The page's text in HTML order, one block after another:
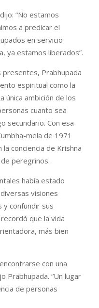
“No estamos
a predicar el
en servicio
ya estamos liberados”.
Prabhupada
espiritual como la
única ambición de los
cuanto sea
secundario. Con esa
mela de 1971
conciencia de Krishna
peregrinos.
había estado
visiones
confundir sus
que la vida
más bien
con una
Prabhupada. “Un lugar
de personas